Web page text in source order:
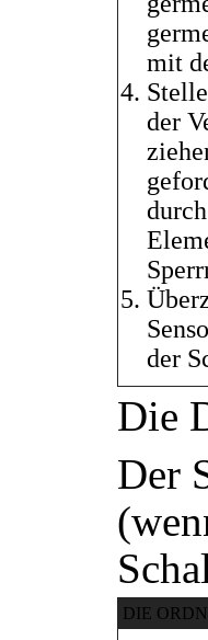
mit
der
der
Die
Der
DIE